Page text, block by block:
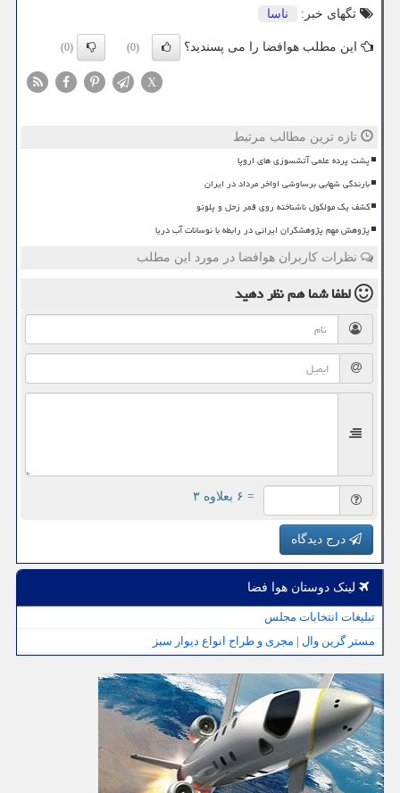
تگهای خبر:
ناسا
این مطلب هوافضا را می پسندید؟ (0)
(0)
X
تازه ترین مطالب مرتبط
پشت پرده علمی آتشسوزی های اروپا
بارندگی شهابی برساوشی اواخر مرداد در ایران
کشف یک مولکول ناشناخته روی قمر زحل و پلوتو
پژوهش مهم پژوهشگران ایرانی در رابطه با نوسانات آب دریا
نظرات کاربران هوافضا در مورد این مطلب
لطفا شما همنظر دهید
= ۶ بعلاوه ۳
درج دیدگاه
لینک دوستان هوا فضا
تبلیغات انتخابات مجلس
مستر گرین وال | مجری و طراح انواع دیوار سبز